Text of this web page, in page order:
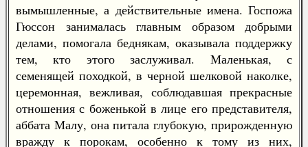
вымышленные, а действительные имена. Госпожа
Гюссон занималась главным образом добрыми
делами, помогала беднякам, оказывала поддержку
тем, кто этого заслуживал. Маленькая, с
семенящей походкой, в черной шелковой наколке,
церемонная, вежливая, соблюдавшая прекрасные
отношения с боженькой в лице его представителя,
аббата Малу, она питала глубокую, прирожденную
вражду к порокам, особенно к тому из них,